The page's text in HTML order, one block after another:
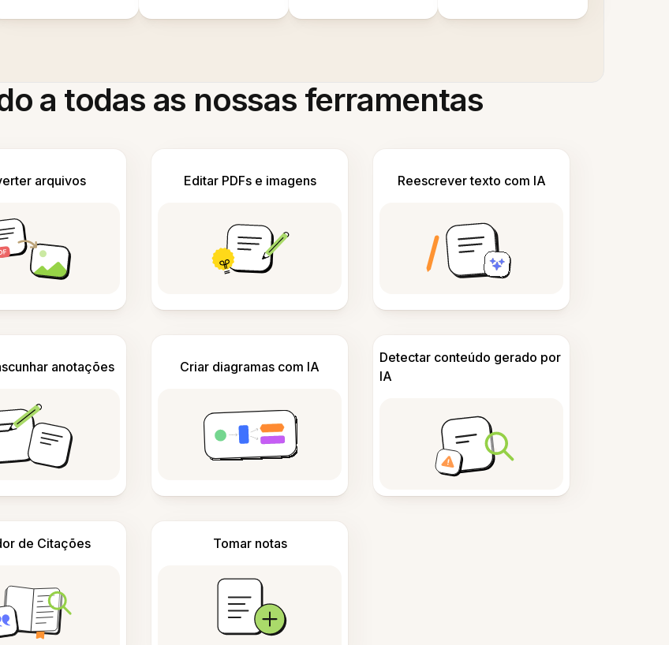
a todas as nossas ferramentas
arquivos Editar PDFs e imagens Reescrever texto com IA
anotações Criar diagramas com IA
Detectar conteúdo gerado por
IA
de Citações Tomar notas